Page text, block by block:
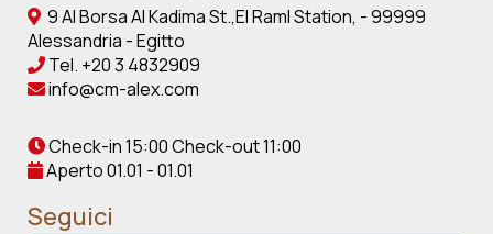
9 Al Borsa Al Kadima St.,El Raml Station, - 99999
Alessandria - Egitto
Tel. +20 3 4832909
info@cm-alex.com
Check-in 15:00 Check-out 11:00
Aperto 01.01 - 01.01
Seguici